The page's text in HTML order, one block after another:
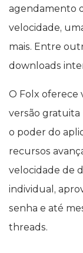
agendamento
velocidade,
mais. Entre
downloads
O Folx oferece
versão
o poder do
recursos
velocidade de
individual,
senha e até
threads.